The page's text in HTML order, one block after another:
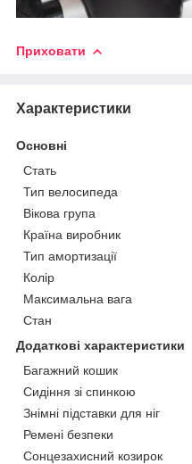
Приховати
Характеристики
Основні
Стать
Тип велосипеда
Вікова група
Країна виробник
Тип амортизації
Колір
Максимальна вага
Стан
Додаткові характеристики
Багажний кошик
Сидіння зі спинкою
Знімні підставки для ніг
Ремені безпеки
Сонцезахисний козирок